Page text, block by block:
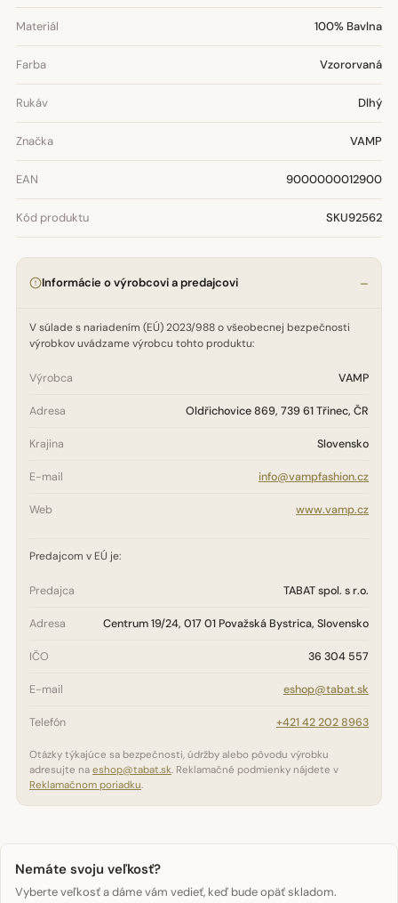
Materiál 100% Bavlna
Farba Vzororvaná
Rukáv Dlhý
Značka VAMP
EAN 9000000012900
Kód produktu SKU92562
Informácie o výrobcovi a predajcovi
V súlade s nariadením (EÚ) 2023/988 o všeobecnej bezpečnosti
výrobkov uvádzame výrobcu tohto produktu:
Výrobca VAMP
Adresa Oldřichovice 869, 739 61 Třinec, ČR
Krajina Slovensko
E-mail info@vampfashion.cz
Web www.vamp.cz
Predajcom v EÚ je:
Predajca TABAT spol. s r.o.
Adresa Centrum 19/24, 017 01 Považská Bystrica, Slovensko
IČO 36 304 557
E-mail eshop@tabat.sk
Telefón +421 42 202 8963
Otázky týkajúce sa bezpečnosti, údržby alebo pôvodu výrobku
adresujte na eshop@tabat.sk. Reklamačné podmienky nájdete v
Reklamačnom poriadku.
Nemáte svoju veľkosť?
Vyberte veľkosť a dáme vám vedieť, keď bude opäť skladom.